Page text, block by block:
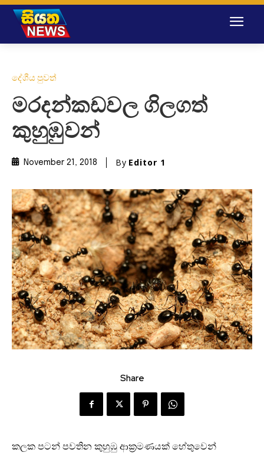
දේශීය පුවත්
මරදන්කඩවල ගිලගත්
කුහුඹුවන්
November 21, 2018 By Editor 1
Share
කලක පටන් පවතින කුහුඹු ආක්‍රමණයක් හේතුවෙන්